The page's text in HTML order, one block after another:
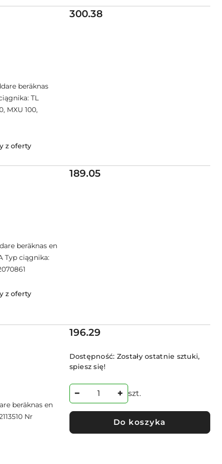
beräknas
TL
MXU 100,
z oferty
Cena:
300.38
beräknas en
Typ ciągnika:
z oferty
Cena:
189.05
beräknas en
Nr
Cena:
196.29
Dostępność: Zostały ostatnie sztuki,
spiesz się!
szt.
Do koszyka